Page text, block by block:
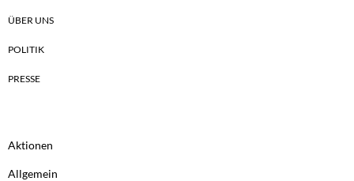
ÜBER UNS
POLITIK
PRESSE
Aktionen
Allgemein